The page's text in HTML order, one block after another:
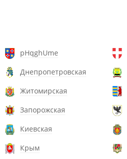
pHqghUme
Днепропетровская
Житомирская
Запорожская
Киевская
Крым